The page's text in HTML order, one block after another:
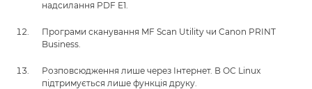
надсилання PDF E1.
Програми сканування MF Scan Utility чи Canon PRINT
Business.
Розповсюдження лише через Інтернет. В ОС Linux
підтримується лише функція друку.